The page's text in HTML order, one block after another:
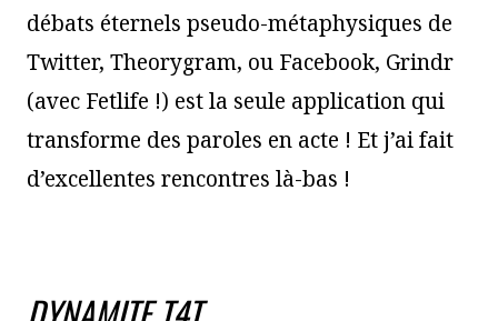
débats éternels pseudo-métaphysiques de
Twitter, Theorygram, ou Facebook, Grindr
(avec Fetlife !) est la seule application qui
transforme des paroles en acte ! Et j’ai fait
d’excellentes rencontres là-bas !